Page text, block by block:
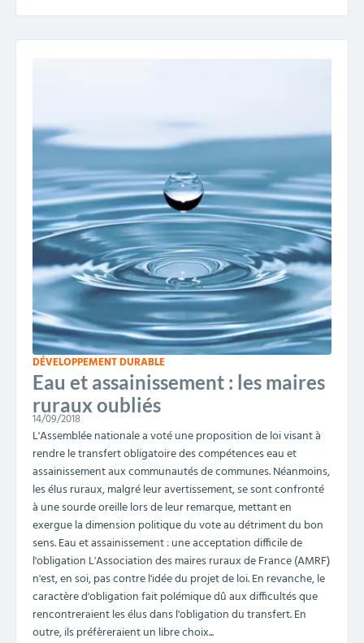
DÉVELOPPEMENT DURABLE
Eau et assainissement : les maires
ruraux oubliés
14/09/2018
L'Assemblée nationale a voté une proposition de loi visant à
rendre le transfert obligatoire des compétences eau et
assainissement aux communautés de communes. Néanmoins,
les élus ruraux, malgré leur avertissement, se sont confronté
à une sourde oreille lors de leur remarque, mettant en
exergue la dimension politique du vote au détriment du bon
sens. Eau et assainissement : une acceptation difficile de
l'obligation L'Association des maires ruraux de France (AMRF)
n'est, en soi, pas contre l'idée du projet de loi. En revanche, le
caractère d'obligation fait polémique dû aux difficultés que
rencontreraient les élus dans l'obligation du transfert. En
outre, ils préfèreraient un libre choix...